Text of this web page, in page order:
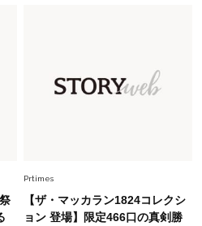
ャツコーデ】超ビッグサイズ×きれ
ンツでモードに昇華
アイテム】3選
Prtimes
【ザ・マッカラン1824コレクシ
ョン 登場】限定466口の真剣勝